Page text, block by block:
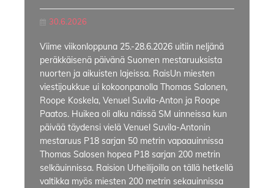
30.6.2026
Viime viikonloppuna 25.-28.6.2026 uitiin neljänä
peräkkäisenä päivänä Suomen mestaruuksista
nuorten ja aikuisten lajeissa. RaisUn miesten
viestijoukkue ui kokoonpanolla Thomas Salonen,
Roope Koskela, Venuel Suvila-Anton ja Roope
Paatos. Huikea oli alku näissä SM uinneissa kun
päivää täydensi vielä Venuel Suvila-Antonin
mestaruus P18 sarjan 50 metrin vapaauinnissa
Thomas Salosen hopea P18 sarjan 200 metrin
selkäuinnissa. Raision Urheilijoilla on tällä hetkellä
valtikka myös miesten 200 metrin sekauinnissa